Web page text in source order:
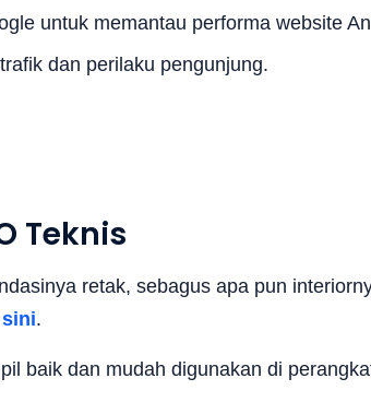
untuk memantau performa website
dan perilaku pengunjung.
Teknis
retak, sebagus apa pun
.
baik dan mudah digunakan di